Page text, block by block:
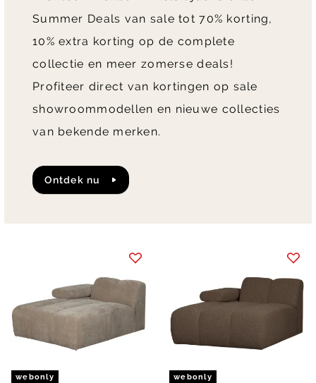
webonly webonly
Summer Deals van sale tot 70% korting,
10% extra korting op de complete
collectie en meer zomerse deals!
Profiteer direct van kortingen op sale
showroommodellen en nieuwe collecties
van bekende merken.
Ontdek nu